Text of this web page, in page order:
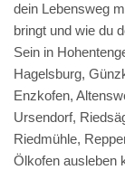
dein Lebensweg
bringt und wie du
Sein in
Hagelsburg,
Enzkofen,
Ursendorf,
Riedmühle,
Ölkofen ausleben